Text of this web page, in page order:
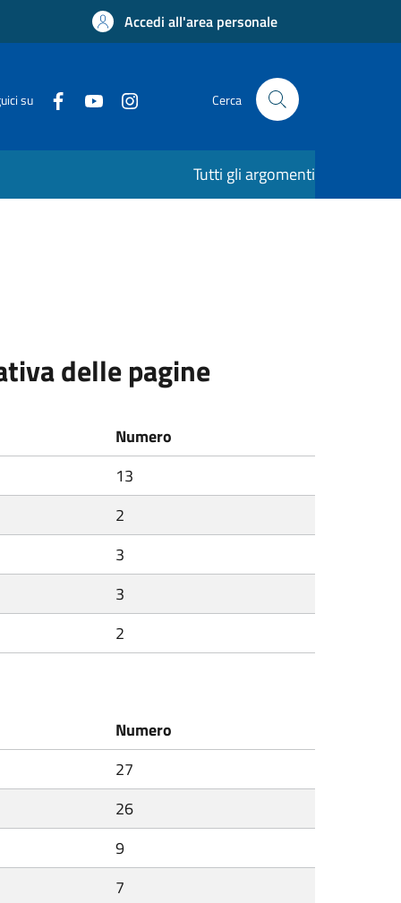
Accedi all'area personale
su Cerca
Tutti gli argomenti
delle pagine
Numero
13
2
3
3
2
Numero
27
26
9
7